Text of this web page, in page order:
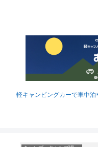
軽キャンピングカーで車中